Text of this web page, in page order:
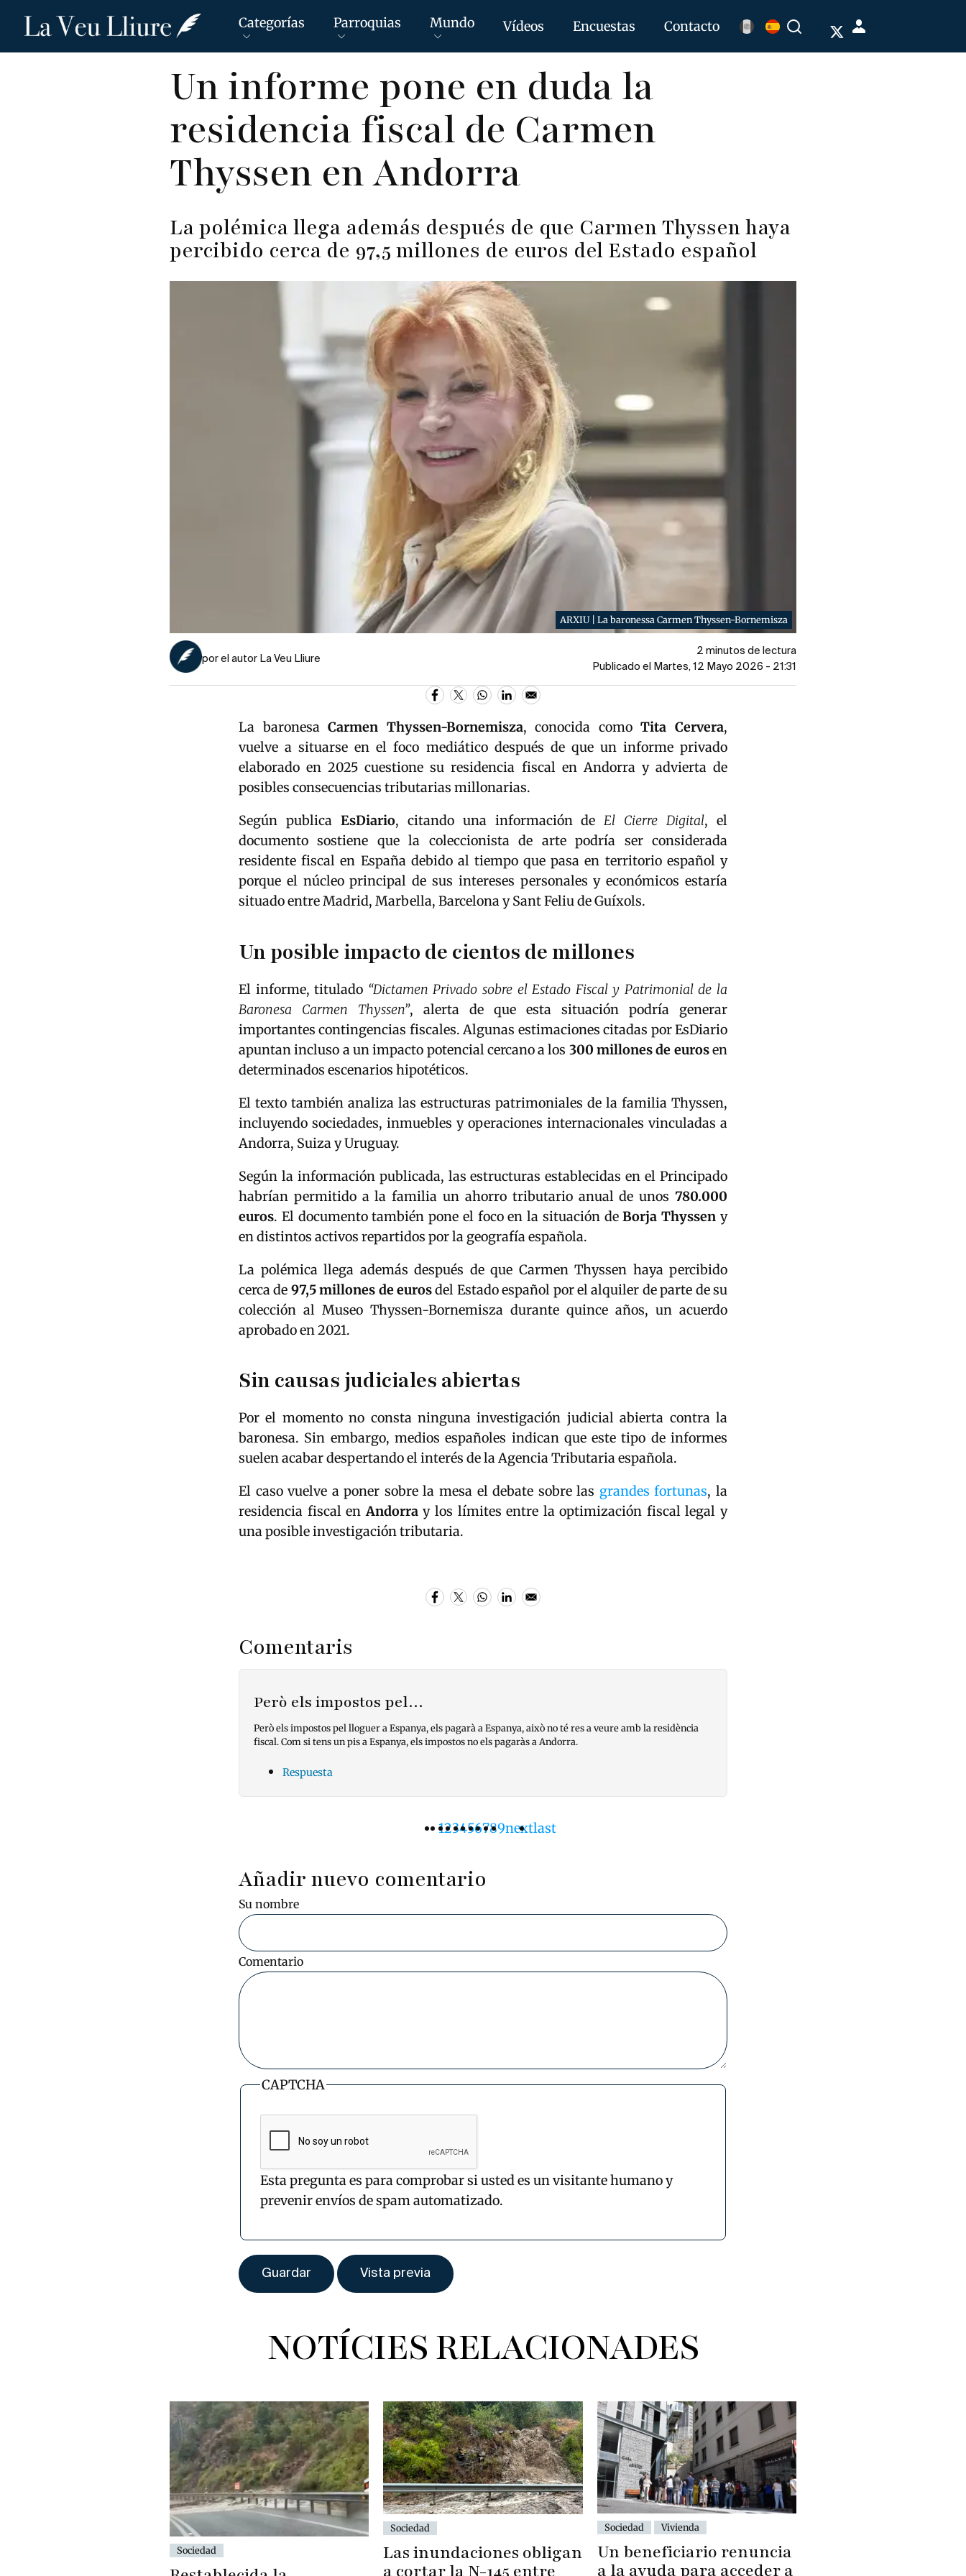
Pasar
Categorías Parroquias Mundo Vídeos Encuestas Contacto Buscar Menú
de
Un informe pone en duda la
residencia fiscal de Carmen
Thyssen en Andorra
La polémica llega además después de que Carmen Thyssen haya
percibido cerca de 97,5 millones de euros del Estado español
ARXIU | La baronessa Carmen Thyssen-Bornemisza
por el autor La Veu Lliure
2 minutos de lectura
Publicado el Martes, 12 Mayo 2026 - 21:31
La baronesaCarmen Thyssen-Bornemisza, conocida comoTita Cervera,
vuelve a situarse en el foco mediático después de que un informe privado
elaborado en 2025 cuestione su residencia fiscal en Andorra y advierta de
posibles consecuencias tributarias millonarias.
Según publica EsDiario, citando una información deEl Cierre Digital, el
documento sostiene que la coleccionista de arte podría ser considerada
residente fiscal en España debido al tiempo que pasa en territorio español y
porque el núcleo principal de sus intereses personales y económicos estaría
situado entre Madrid, Marbella, Barcelona y Sant Feliu de Guíxols.
Un posible impacto de cientos de millones
El informe, titulado “Dictamen Privado sobre el Estado Fiscal y Patrimonial de la
Baronesa Carmen Thyssen”, alerta de que esta situación podría generar
importantes contingencias fiscales. Algunas estimaciones citadas por EsDiario
apuntan incluso a un impacto potencial cercano a los 300 millones de eurosen
determinados escenarios hipotéticos.
El texto también analiza las estructuras patrimoniales de la familia Thyssen,
incluyendo sociedades, inmuebles y operaciones internacionales vinculadas a
Andorra, Suiza y Uruguay.
Según la información publicada, las estructuras establecidas en el Principado
habrían permitido a la familia un ahorro tributario anual de unos 780.000
euros. El documento también pone el foco en la situación deBorja Thyssen y
en distintos activos repartidos por la geografía española.
La polémica llega además después de que Carmen Thyssen haya percibido
cerca de 97,5 millones de eurosdel Estado español por el alquiler de parte de su
colección al Museo Thyssen-Bornemisza durante quince años, un acuerdo
aprobado en 2021.
Sin causas judiciales abiertas
Por el momento no consta ninguna investigación judicial abierta contra la
baronesa. Sin embargo, medios españoles indican que este tipo de informes
suelen acabar despertando el interés de la Agencia Tributaria española.
El caso vuelve a poner sobre la mesa el debate sobre las grandes fortunas, la
residencia fiscal enAndorray los límites entre la optimización fiscal legal y
una posible investigación tributaria.
Comentaris
Però els impostos pel…
Però els impostos pel lloguer a Espanya, els pagarà a Espanya, això no té res a veure amb la residència
fiscal. Com si tens un pis a Espanya, els impostos no els pagaràs a Andorra.
Respuesta
Página
1Pàgina
2Pàgina
3Pàgina
4Pàgina
5Pàgina
6Pàgina
7Pàgina
8Pàgina
9Siguiente
nextÚltima
last
Añadir nuevo comentario
Su nombre
Comentario
CAPTCHA
Esta pregunta es para comprobar si usted es un visitante humano y
prevenir envíos de spam automatizado.
NOTÍCIES RELACIONADES
Sociedad
Sociedad
Las inundaciones obligan
a cortar la N-145 entre
Sociedad Vivienda
Un beneficiario renuncia
a la ayuda para acceder a